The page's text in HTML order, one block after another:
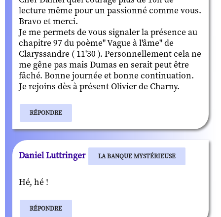
lecture même pour un passionné comme vous.
Bravo et merci.
Je me permets de vous signaler la présence au
chapitre 97 du poème" Vague à l'âme" de
Claryssandre ( 11'30 ). Personnellement cela ne
me gêne pas mais Dumas en serait peut être
fâché. Bonne journée et bonne continuation.
Je rejoins dès à présent Olivier de Charny.
RÉPONDRE
Daniel Luttringer LA BANQUE MYSTÉRIEUSE
Hé, hé !
RÉPONDRE